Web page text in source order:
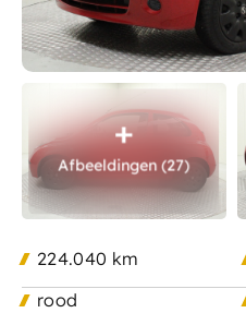
Contact
Afbeeldingen (27)
224.040 km
rood